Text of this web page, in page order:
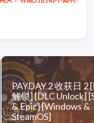
PAYDAY 2 收获日 2
解锁] [DLC Unlock]
& Epic] [Windows &
SteamOS]